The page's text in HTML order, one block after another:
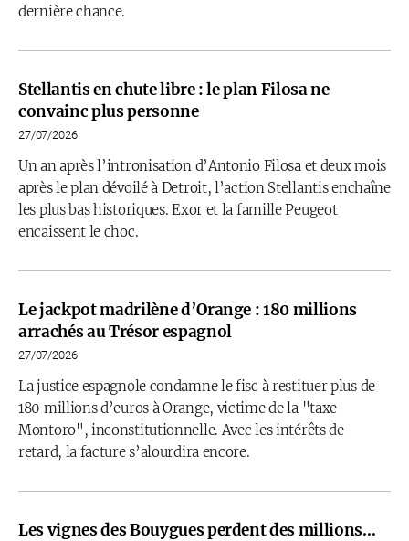
dernière chance.
Stellantis en chute libre : le plan Filosa ne
convainc plus personne
27/07/2026
Un an après l’intronisation d’Antonio Filosa et deux mois
après le plan dévoilé à Detroit, l’action Stellantis enchaîne
les plus bas historiques. Exor et la famille Peugeot
encaissent le choc.
Le jackpot madrilène d’Orange : 180 millions
arrachés au Trésor espagnol
27/07/2026
La justice espagnole condamne le fisc à restituer plus de
180 millions d’euros à Orange, victime de la "taxe
Montoro", inconstitutionnelle. Avec les intérêts de
retard, la facture s’alourdira encore.
Les vignes des Bouygues perdent des millions…